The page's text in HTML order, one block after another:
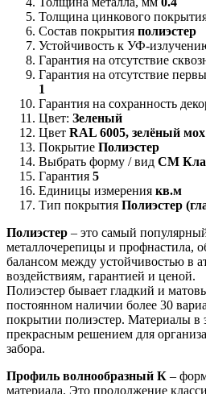
Толщина цинкового
Состав покрытия полиэстер
Устойчивость к УФ-
Гарантия на отсутствие
Гарантия на отсутствие
1
Гарантия на сохранность
Цвет: Зеленый
Цвет RAL 6005, зелёный мох
Покрытие Полиэстер
Выбрать форму / вид СМ
Гарантия 5
Единицы измерения кв.м
Тип покрытия Полиэстер
Полиэстер – это самый
металлочерепицы и профнастила,
балансом между устойчивостью в
воздействиям, гарантией и ценой.
Полиэстер бывает гладкий и
постоянном наличии более 30
покрытии полиэстер. Материалы в
прекрасным решением для
забора.
Профиль волнообразный К –
материала. Это продолжение